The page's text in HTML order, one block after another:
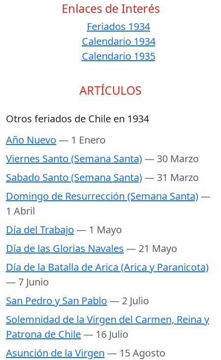
Enlaces de Interés
Feriados 1934
Calendario 1934
Calendario 1935
ARTÍCULOS
Otros feriados de Chile en 1934
Año Nuevo — 1 Enero
Viernes Santo (Semana Santa)— 30 Marzo
Sabado Santo (Semana Santa)— 31 Marzo
Domingo de Resurrección (Semana Santa)—
1 Abril
Día del Trabajo — 1 Mayo
Día de las Glorias Navales — 21 Mayo
Día de la Batalla de Arica (Arica y Paranicota)
— 7 Junio
San Pedro y San Pablo — 2 Julio
Solemnidad de la Virgen del Carmen, Reina y
Patrona de Chile— 16 Julio
Asunción de la Virgen — 15 Agosto